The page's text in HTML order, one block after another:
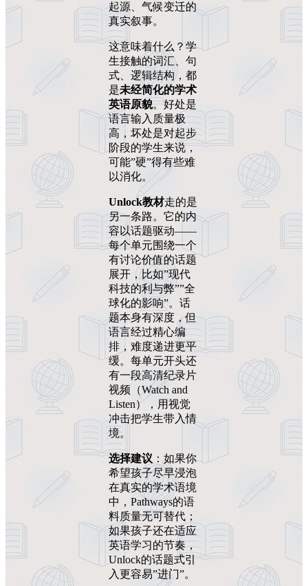
起源、气候变迁的
真实叙事。
这意味着什么？学
生接触的词汇、句
式、逻辑结构，都
是未经简化的学术
英语原貌。好处是
语言输入质量极
高，坏处是对起步
阶段的学生来说，
可能”硬”得有些难
以消化。
Unlock教材走的是
另一条路。它的内
容以话题驱动——
每个单元围绕一个
有讨论价值的话题
展开，比如”现代
科技的利与弊””全
球化的影响”。话
题本身有深度，但
语言经过精心编
排，难度递进更平
缓。每单元开头还
有一段高清纪录片
视频（Watch and
Listen），用视觉
冲击把学生带入情
境。
选择建议 ：如果你
希望孩子尽早浸泡
在真实的学术语境
中，Pathways的语
料质量无可替代；
如果孩子还在适应
英语学习的节奏，
Unlock的话题式引
入更容易”进门”。